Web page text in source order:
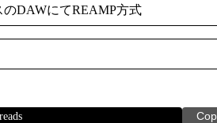
のDAWにてREAMP方式